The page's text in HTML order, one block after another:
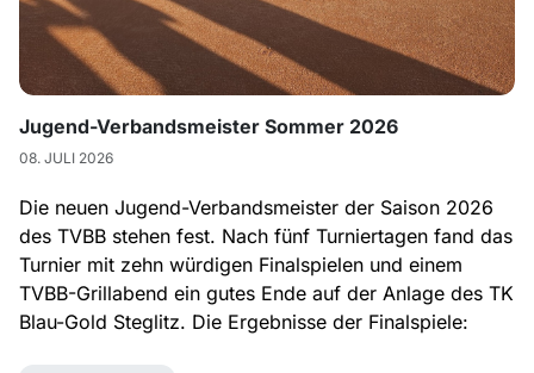
Jugend-Verbandsmeister Sommer 2026
08. JULI 2026
Die neuen Jugend-Verbandsmeister der Saison 2026
des TVBB stehen fest. Nach fünf Turniertagen fand das
Turnier mit zehn würdigen Finalspielen und einem
TVBB-Grillabend ein gutes Ende auf der Anlage des TK
Blau-Gold Steglitz. Die Ergebnisse der Finalspiele: